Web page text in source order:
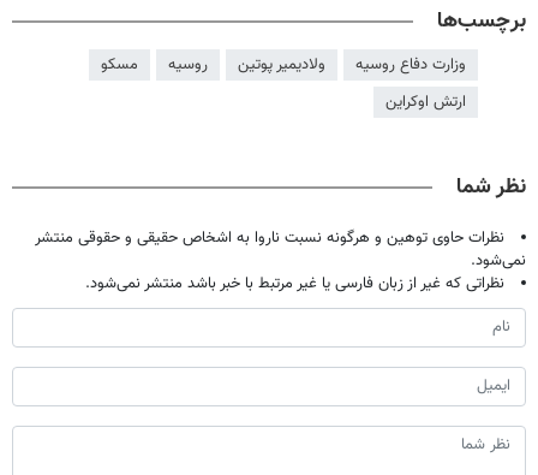
برچسب‌ها
وزارت دفاع روسیه ولادیمیر پوتین روسیه
مسکو
ارتش اوکراین
نظر شما
نظرات حاوی توهین و هرگونه نسبت ناروا به اشخاص حقیقی و حقوقی منتشر
نمی‌شود.
نظراتی که غیر از زبان فارسی یا غیر مرتبط با خبر باشد منتشر نمی‌شود.